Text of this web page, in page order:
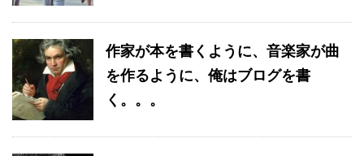
作家が本を書くように、音楽家が曲
を作るように、俺はブログを書
く。。。